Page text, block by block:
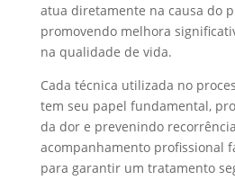
atua diretamente na causa do
promovendo melhora
na qualidade de vida.
Cada técnica utilizada no
tem seu papel fundamental,
da dor e prevenindo
acompanhamento profissional
para garantir um tratamento